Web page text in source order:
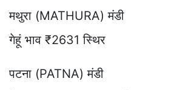
मथुरा (MATHURA) मंडी
गेहूं भाव ₹2631 स्थिर
पटना (PATNA) मंडी